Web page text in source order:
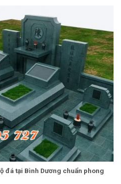
đá tại Bình Dương chuẩn phong